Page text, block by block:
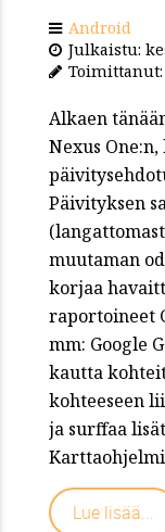
Android
Julkaistu:
Toimittanut:
Alkaen
Nexus
Päivityksen
muutaman
korjaa
raportoineet
mm: Google
kautta
kohteeseen
ja surffaa
Lue lisää...